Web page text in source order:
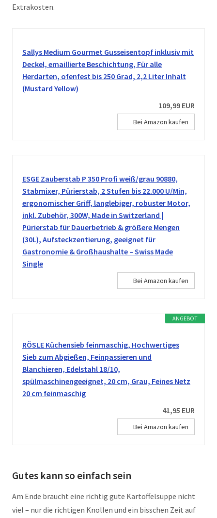
Extrakosten.
Sallys Medium Gourmet Gusseisentopf inklusiv mit
Deckel, emaillierte Beschichtung, Für alle
Herdarten, ofenfest bis 250 Grad, 2,2 Liter Inhalt
(Mustard Yellow)
109,99 EUR
Bei Amazon kaufen
ESGE Zauberstab P 350 Profi weiß/grau 90880,
Stabmixer, Pürierstab, 2 Stufen bis 22.000 U/Min,
ergonomischer Griff, langlebiger, robuster Motor,
inkl. Zubehör, 300W, Made in Switzerland |
Pürierstab für Dauerbetrieb & größere Mengen
(30L), Aufsteckzentierung, geeignet für
Gastronomie & Großhaushalte – Swiss Made
Single
Bei Amazon kaufen
ANGEBOT
RÖSLE Küchensieb feinmaschig, Hochwertiges
Sieb zum Abgießen, Feinpassieren und
Blanchieren, Edelstahl 18/10,
spülmaschinengeeignet, 20 cm, Grau, Feines Netz
20 cm feinmaschig
41,95 EUR
Bei Amazon kaufen
Gutes kann so einfach sein
Am Ende braucht eine richtig gute Kartoffelsuppe nicht
viel – nur die richtigen Knollen und ein bisschen Zeit auf